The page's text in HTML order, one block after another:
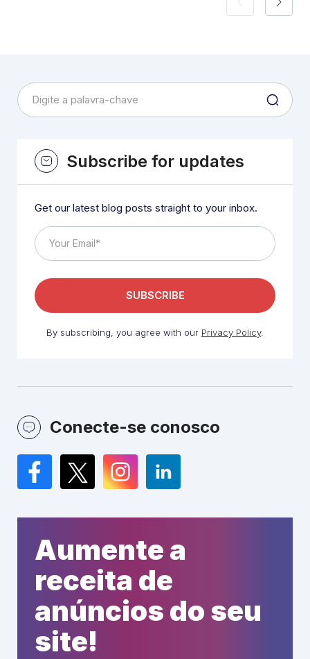
Subscribe for updates
Get our latest blog posts straight to your inbox.
By subscribing, you agree with our Privacy Policy.
Conecte-se conosco
Facebook
TwitterInstagramLinkedIn
Aumente a
receita de
anúncios do seu
site!